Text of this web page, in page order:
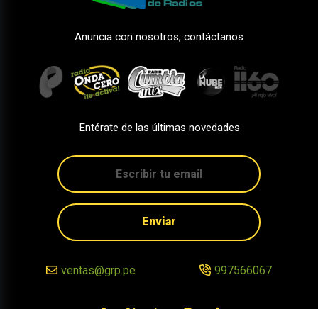
Anuncia con nosotros, contáctanos
Entérate de las últimas novedades
Enviar
ventas@grp.pe 997566067